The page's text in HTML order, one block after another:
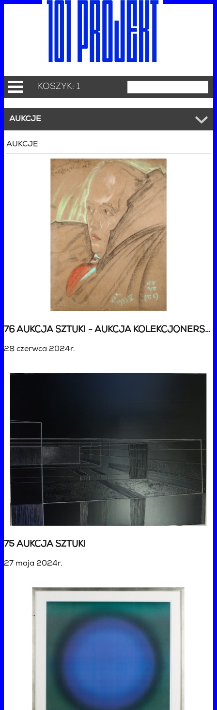
KOSZYK: 1
AUKCJE
AUKCJE
76 AUKCJA SZTUKI - AUKCJA KOLEKCJONERSKA
28 czerwca 2024r.
75 AUKCJA SZTUKI
27 maja 2024r.